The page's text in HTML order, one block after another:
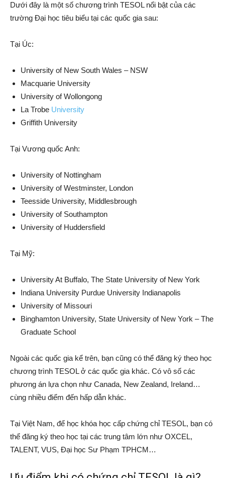
Dưới đây là một số chương trình TESOL nổi bật của các
trường Đại học tiêu biểu tại các quốc gia sau:
Tại Úc:
University of New South Wales – NSW
Macquarie University
University of Wollongong
La Trobe University
Griffith University
Tại Vương quốc Anh:
University of Nottingham
University of Westminster, London
Teesside University, Middlesbrough
University of Southampton
University of Huddersfield
Tại Mỹ:
University At Buffalo, The State University of New York
Indiana University Purdue University Indianapolis
University of Missouri
Binghamton University, State University of New York – The
Graduate School
Ngoài các quốc gia kể trên, bạn cũng có thể đăng ký theo học
chương trình TESOL ở các quốc gia khác. Có vô số các
phương án lựa chọn như Canada, New Zealand, Ireland…
cùng nhiều điểm đến hấp dẫn khác.
Tại Việt Nam, để học khóa học cấp chứng chỉ TESOL, bạn có
thể đăng ký theo học tại các trung tâm lớn như OXCEL,
TALENT, VUS, Đại học Sư Phạm TPHCM…